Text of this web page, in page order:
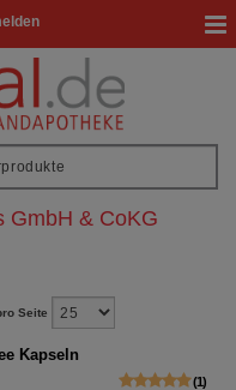
GmbH & CoKG
Seite
Kapseln
1